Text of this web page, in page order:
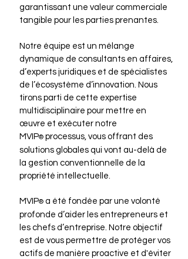
garantissant une valeur commerciale
tangible pour les parties prenantes.
Notre équipe est un mélange
dynamique de consultants en affaires,
d’experts juridiques et de spécialistes
de l’écosystème d’innovation. Nous
tirons parti de cette expertise
multidisciplinaire pour mettre en
œuvre et exécuter notre
MVI P® processus, vous offrant des
solutions globales qui vont au-delà de
la gestion conventionnelle de la
propriété intellectuelle.
MVI P® a été fondée par une volonté
profonde d’aider les entrepreneurs et
les chefs d’entreprise. Notre objectif
est de vous permettre de protéger vos
actifs de manière proactive et d'éviter